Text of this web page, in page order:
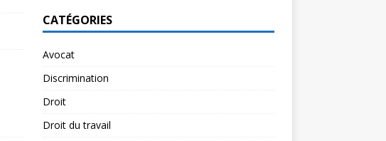
CATÉGORIES
Avocat
Discrimination
Droit
Droit du travail